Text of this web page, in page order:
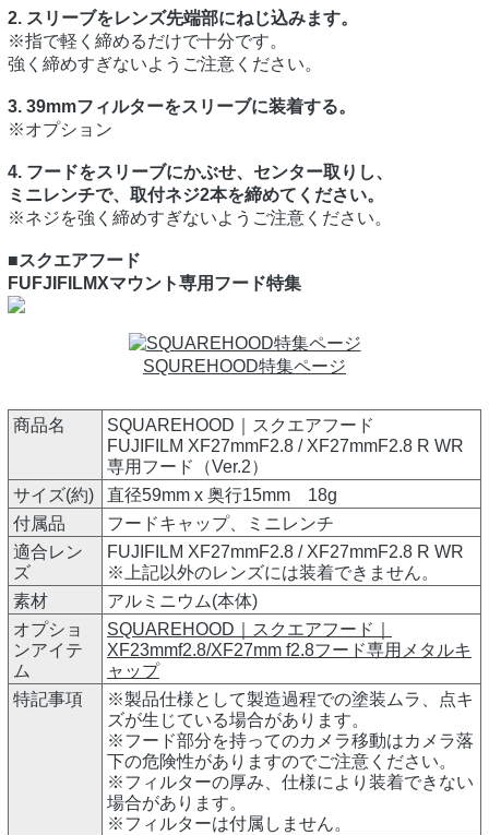
2. スリーブをレンズ先端部にねじ込みます。
※指で軽く締めるだけで十分です。
強く締めすぎないようご注意ください。
3. 39mmフィルターをスリーブに装着する。
※オプション
4. フードをスリーブにかぶせ、センター取りし、
ミニレンチで、取付ネジ2本を締めてください。
※ネジを強く締めすぎないようご注意ください。
■スクエアフード
FUFJIFILMXマウント専用フード特集
SQUREHOOD特集ページ
商品名
SQUAREHOOD｜スクエアフード
FUJIFILM XF27mmF2.8 / XF27mmF2.8 R WR
専用フード（Ver.2）
サイズ(約)
直径59mm x 奥行15mm 18g
付属品
フードキャップ、ミニレンチ
適合レン
ズ
FUJIFILM XF27mmF2.8 / XF27mmF2.8 R WR
※上記以外のレンズには装着できません。
素材
アルミニウム(本体)
オプショ
ンアイテ
ム
SQUAREHOOD｜スクエアフード｜
XF23mmf2.8/XF27mm f2.8フード専用メタルキ
ャップ
特記事項
※製品仕様として製造過程での塗装ムラ、点キ
ズが生じている場合があります。
※フード部分を持ってのカメラ移動はカメラ落
下の危険性がありますのでご注意ください。
※フィルターの厚み、仕様により装着できない
場合があります。
※フィルターは付属しません。